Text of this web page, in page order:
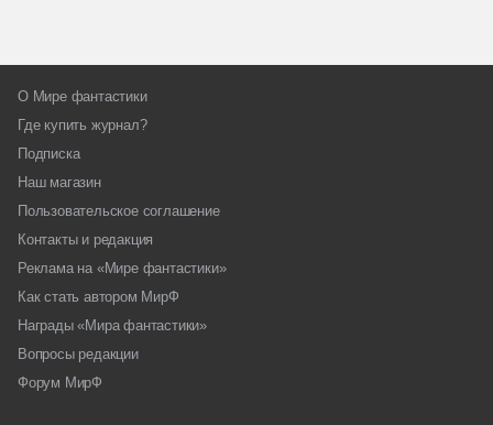
О Мире фантастики
Где купить журнал?
Подписка
Наш магазин
Пользовательское соглашение
Контакты и редакция
Реклама на «Мире фантастики»
Как стать автором МирФ
Награды «Мира фантастики»
Вопросы редакции
Форум МирФ